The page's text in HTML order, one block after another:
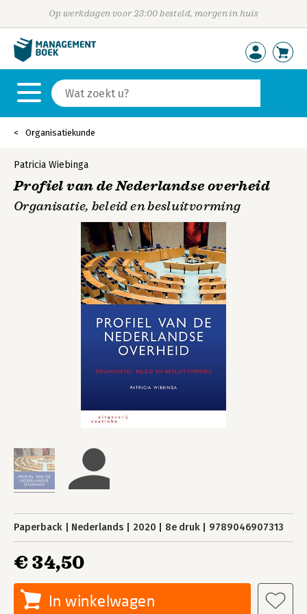
Op werkdagen voor 23:00 besteld, morgen in huis
Organisatiekunde
Patricia Wiebinga
Profiel van de Nederlandse overheid
Organisatie, beleid en besluitvorming
Paperback Nederlands 2020 8e druk 9789046907313
€ 34,50
In winkelwagen